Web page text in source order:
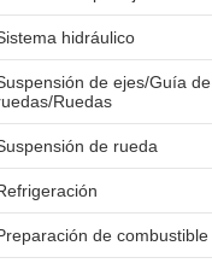
hidráulico
de ejes/Guía de
Ruedas
de rueda
de combustible